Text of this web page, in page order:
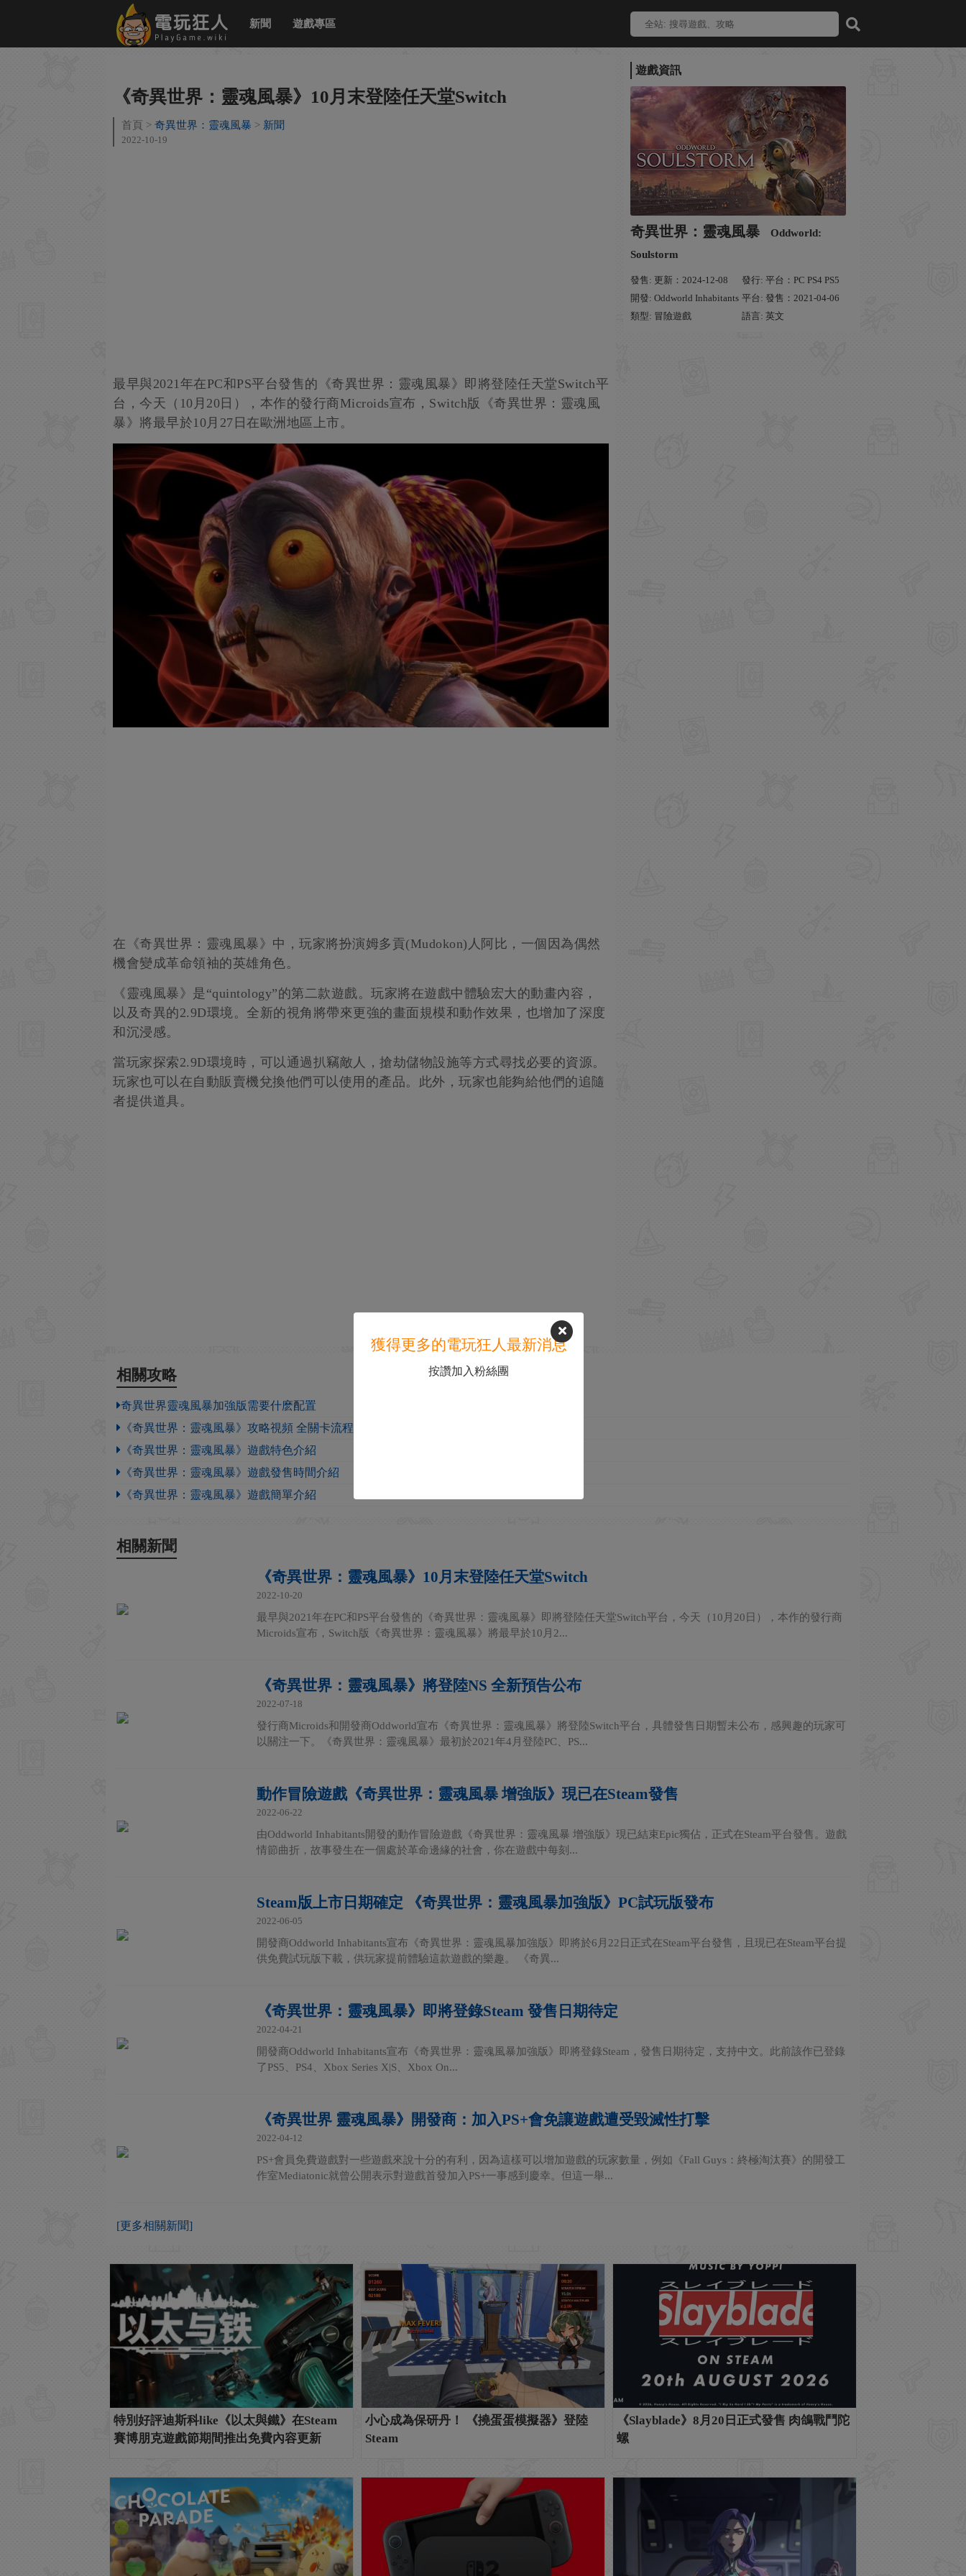
新聞 遊戲專區
遊戲資訊
奇異世界：靈魂風暴
Oddworld:
Soulstorm
發售: 更新：2024-12-08
發行: 平台：PC PS4 PS5
開發: Oddworld Inhabitants 平台: 發售：2021-04-06
類型: 冒險遊戲
語言: 英文
《奇異世界：靈魂風暴》10月末登陸任天堂Switch
首頁 奇異世界：靈魂風暴 新聞
2022-10-19
最早與2021年在PC和PS平台發售的《奇異世界：靈魂風暴》即將登陸任天堂Switch平
台，今天（10月20日），本作的發行商Microids宣布，Switch版《奇異世界：靈魂風
暴》將最早於10月27日在歐洲地區上市。
在《奇異世界：靈魂風暴》中，玩家將扮演姆多貢(Mudokon)人阿比，一個因為偶然
機會變成革命領袖的英雄角色。
《靈魂風暴》是“quintology”的第二款遊戲。玩家將在遊戲中體驗宏大的動畫內容，
以及奇異的2.9D環境。全新的視角將帶來更強的畫面規模和動作效果，也增加了深度
和沉浸感。
當玩家探索2.9D環境時，可以通過扒竊敵人，搶劫儲物設施等方式尋找必要的資源。
玩家也可以在自動販賣機兌換他們可以使用的產品。此外，玩家也能夠給他們的追隨
者提供道具。
相關攻略
奇異世界靈魂風暴加強版需要什麽配置
《奇異世界：靈魂風暴》攻略視頻 全關卡流程視頻攻略
《奇異世界：靈魂風暴》遊戲特色介紹
《奇異世界：靈魂風暴》遊戲發售時間介紹
《奇異世界：靈魂風暴》遊戲簡單介紹
相關新聞
《奇異世界：靈魂風暴》10月末登陸任天堂Switch
2022-10-20
最早與2021年在PC和PS平台發售的《奇異世界：靈魂風暴》即將登陸任天堂Switch平台，今天（10月20日），本作的發行商
Microids宣布，Switch版《奇異世界：靈魂風暴》將最早於10月2...
《奇異世界：靈魂風暴》將登陸NS 全新預告公布
2022-07-18
發行商Microids和開發商Oddworld宣布《奇異世界：靈魂風暴》將登陸Switch平台，具體發售日期暫未公布，感興趣的玩家可
以關注一下。《奇異世界：靈魂風暴》最初於2021年4月登陸PC、PS...
動作冒險遊戲《奇異世界：靈魂風暴 增強版》現已在Steam發售
2022-06-22
由Oddworld Inhabitants開發的動作冒險遊戲《奇異世界：靈魂風暴 增強版》現已結束Epic獨佔，正式在Steam平台發售。遊戲
情節曲折，故事發生在一個處於革命邊緣的社會，你在遊戲中每刻...
Steam版上市日期確定 《奇異世界：靈魂風暴加強版》PC試玩版發布
2022-06-05
開發商Oddworld Inhabitants宣布《奇異世界：靈魂風暴加強版》即將於6月22日正式在Steam平台發售，且現已在Steam平台提
供免費試玩版下載，供玩家提前體驗這款遊戲的樂趣。 《奇異...
《奇異世界：靈魂風暴》即將登錄Steam 發售日期待定
2022-04-21
開發商Oddworld Inhabitants宣布《奇異世界：靈魂風暴加強版》即將登錄Steam，發售日期待定，支持中文。此前該作已登錄
了PS5、PS4、Xbox Series X|S、Xbox On...
《奇異世界 靈魂風暴》開發商：加入PS+會免讓遊戲遭受毀滅性打擊
2022-04-12
PS+會員免費遊戲對一些遊戲來說十分的有利，因為這樣可以增加遊戲的玩家數量，例如《Fall Guys：終極淘汰賽》的開發工
作室Mediatonic就曾公開表示對遊戲首發加入PS+一事感到慶幸。但這一舉...
[更多相關新聞]
特別好評迪斯科like《以太與鐵》在Steam
賽博朋克遊戲節期間推出免費內容更新
小心成為保研丹！ 《撓蛋蛋模擬器》登陸
Steam
《Slayblade》8月20日正式發售 肉鴿戰鬥陀
螺
獲得更多的電玩狂人最新消息
按讚加入粉絲團